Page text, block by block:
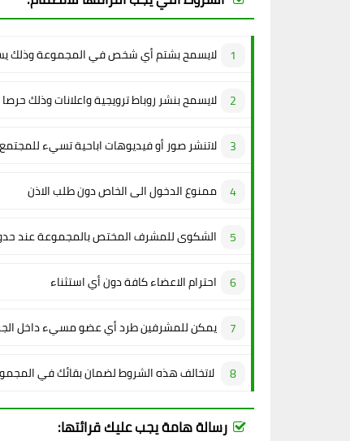
لايسمح بشتم أي شخص في المجموعة وذلك
لايسمح بنشر روباط ترويجية واعلانات وذلك
لاتنشر صور أو فيديوهات اباحية تسيء للمجتمع
ممنوع الدخول الى الخاص دون طلب الاذن
الشكوى للمشرف المختص بالمجموعة عند
احترام الاعضاء كافة دون أي استثناء
يمكن للمشرفين طرد أي عضو مسيء داخل
لاتخالف هذه الشروط لضمان بقائك في
رسالة هامة يجب عليك قرائتها: